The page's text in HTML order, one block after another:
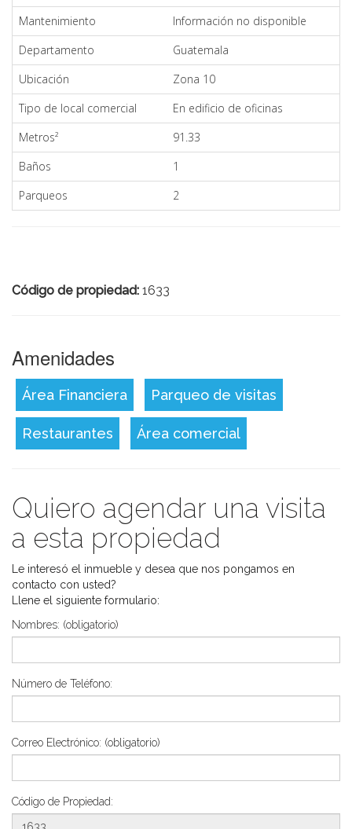
Mantenimiento
Información no disponible
Departamento
Guatemala
Ubicación
Zona 10
Tipo de local comercial
En edificio de oficinas
Metros²
91.33
Baños
1
Parqueos
2
Código de propiedad: 1633
Amenidades
Área Financiera Parqueo de visitas
Restaurantes Área comercial
Quiero agendar una visita
a esta propiedad
Le interesó el inmueble y desea que nos pongamos en
contacto con usted?
Llene el siguiente formulario:
Nombres: (obligatorio)
Número de Teléfono:
Correo Electrónico: (obligatorio)
Código de Propiedad: